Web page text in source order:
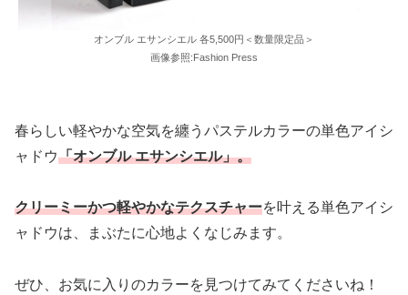
オンブル エサンシエル 各5,500円＜数量限定品＞
画像参照:Fashion Press
春らしい軽やかな空気を纏うパステルカラーの単色アイシ
ャドウ「オンブル エサンシエル」。
クリーミーかつ軽やかなテクスチャーを叶える単色アイシ
ャドウは、まぶたに心地よくなじみます。
ぜひ、お気に入りのカラーを見つけてみてくださいね！